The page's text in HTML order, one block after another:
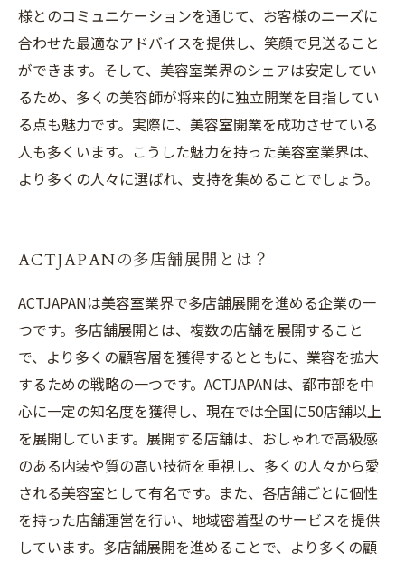
様とのコミュニケーションを通じて、お客様のニーズに
合わせた最適なアドバイスを提供し、笑顔で見送ること
ができます。そして、美容室業界のシェアは安定してい
るため、多くの美容師が将来的に独立開業を目指してい
る点も魅力です。実際に、美容室開業を成功させている
人も多くいます。こうした魅力を持った美容室業界は、
より多くの人々に選ばれ、支持を集めることでしょう。
ACTJAPANの多店舗展開とは？
ACTJAPANは美容室業界で多店舗展開を進める企業の一
つです。多店舗展開とは、複数の店舗を展開すること
で、より多くの顧客層を獲得するとともに、業容を拡大
するための戦略の一つです。ACTJAPANは、都市部を中
心に一定の知名度を獲得し、現在では全国に50店舗以上
を展開しています。展開する店舗は、おしゃれで高級感
のある内装や質の高い技術を重視し、多くの人々から愛
される美容室として有名です。また、各店舗ごとに個性
を持った店舗運営を行い、地域密着型のサービスを提供
しています。多店舗展開を進めることで、より多くの顧